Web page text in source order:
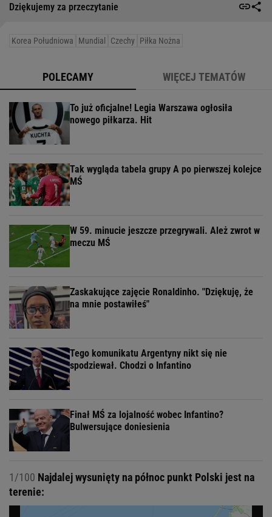
Dziękujemy za przeczytanie
Korea Południowa Mundial Czechy Piłka Nożna
POLECAMY WIĘCEJ TEMATÓW
To już oficjalne! Legia Warszawa ogłosiła
nowego piłkarza. Hit
Tak wygląda tabela grupy A po pierwszej kolejce
MŚ
W 59. minucie jeszcze przegrywali. Ależ zwrot w
meczu MŚ
Zaskakujące zajęcie Ronaldinho. "Dziękuję, że
na mnie postawiłeś"
Tego komunikatu Argentyny nikt się nie
spodziewał. Chodzi o Infantino
Finał MŚ za lojalność wobec Infantino?
Bulwersujące doniesienia
1/100 Najdalej wysunięty na północ punkt Polski jest na
terenie: